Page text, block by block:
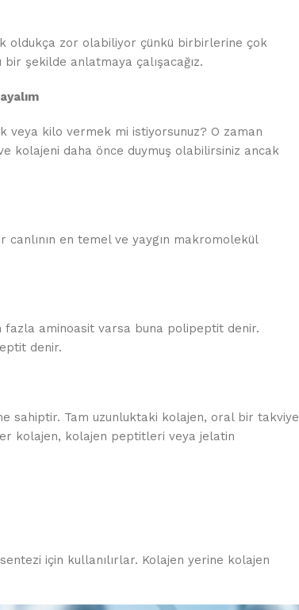
oldukça zor olabiliyor çünkü birbirlerine çok
şekilde anlatmaya çalışacağız.
veya kilo vermek mi istiyorsunuz? O zaman
kolajeni daha önce duymuş olabilirsiniz ancak
canlının en temel ve yaygın makromolekül
aminoasit varsa buna polipeptit denir.
denir.
sahiptir. Tam uzunluktaki kolajen, oral bir takviye
kolajen, kolajen peptitleri veya jelatin
için kullanılırlar. Kolajen yerine kolajen